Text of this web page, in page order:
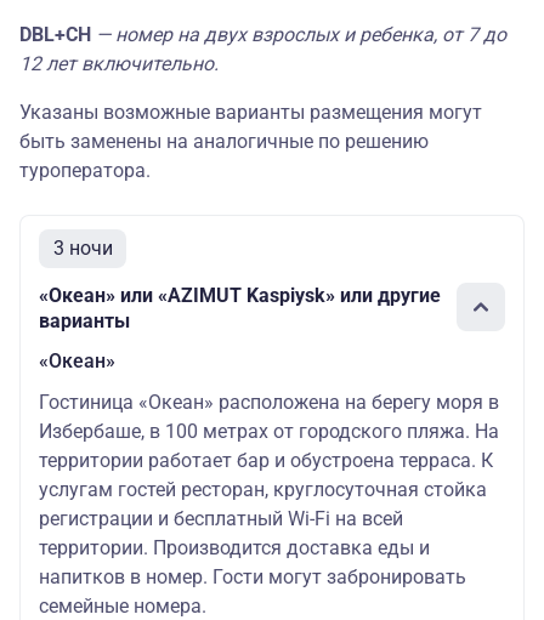
Океан 3*,
Избербаш —
Беркат 3* —
4* (комфорт)
-
— Беркат 3*
Люкс 3* —
Туркомплекс
26.12.
25.01,
08.02,
22.02,
08.03,
15.03,
22.03,
29.03.2026
МОНТО 4*,
— Беркат 3*
—
Владикавказ
4*—
Туркомплекс
159935 162545
AZIMUT 4*,
Каспийск —
Беркат 3* –
Владикавказ
DBL+СH — номер на двух взрослых и ребенка, от 7 до
12 лет включительно.
Указаны возможные варианты размещения могут
быть заменены на аналогичные по решению
туроператора.
3 ночи
«Океан» или «AZIMUT Kaspiysk» или другие
варианты
«Океан»
Гостиница «Океан» расположена на берегу моря в
Избербаше, в 100 метрах от городского пляжа. На
территории работает бар и обустроена терраса. К
услугам гостей ресторан, круглосуточная стойка
регистрации и бесплатный Wi-Fi на всей
территории. Производится доставка еды и
напитков в номер. Гости могут забронировать
семейные номера.